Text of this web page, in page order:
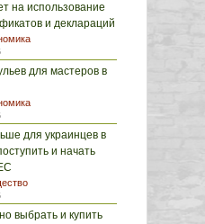
на использование
и деклараций
для мастеров в
для украинцев в
и начать
выбрать и купить